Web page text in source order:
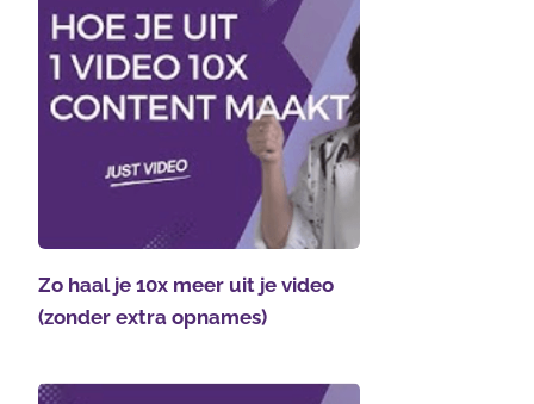
Zo haal je 10x meer uit je video
(zonder extra opnames)